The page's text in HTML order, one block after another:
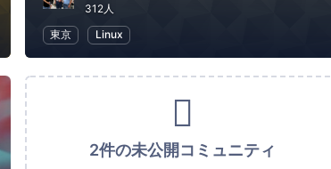
312人
東京
Linux
2件の未公開コミュニティ